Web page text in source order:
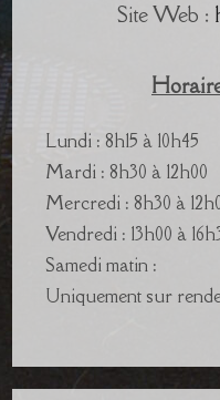
Site Web :
Lundi : 8h15 à 10h45
Mardi : 8h30 à 12h00
Mercredi : 8h30 à
Vendredi : 13h00 à
Samedi matin :
Uniquement sur